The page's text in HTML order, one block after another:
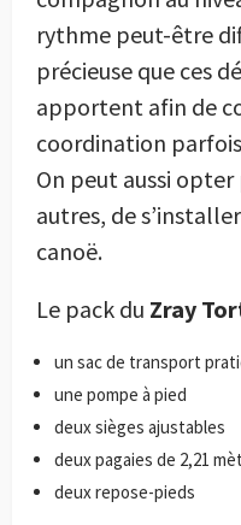
rythme peut-être
précieuse que ces
apportent afin de
coordination
On peut aussi
autres, de
canoë.
Le pack du Zray
un sac de transport
une pompe à pied
deux sièges ajustables
deux pagaies de 2,21
deux repose-pieds